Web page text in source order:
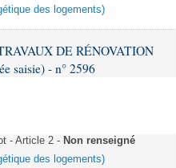
des logements)
DE RÉNOVATION
saisie) - n° 2596
- Article 2 - Non renseigné
des logements)